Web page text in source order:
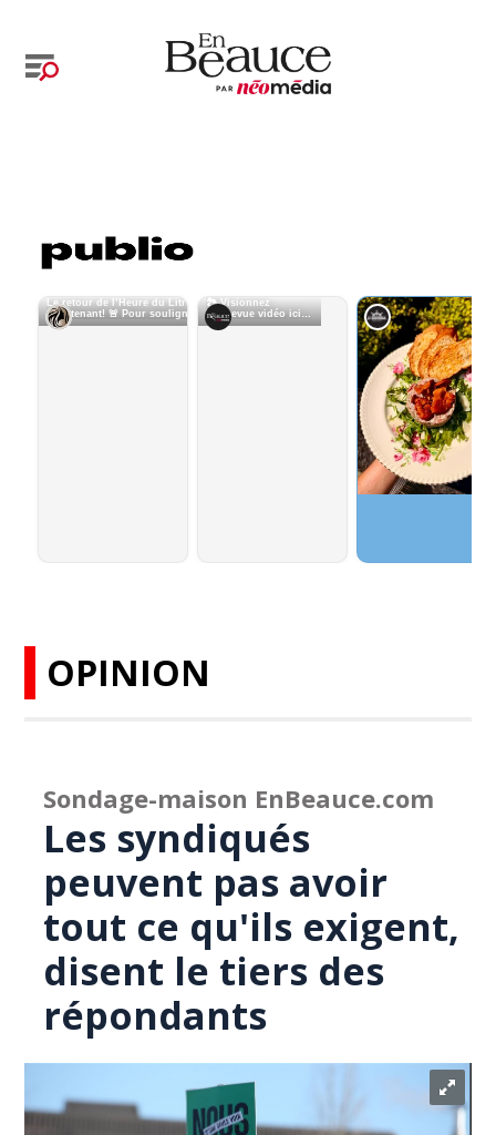
OPINION
Sondage-maison EnBeauce.com
Les syndiqués
peuvent pas avoir
tout ce qu'ils exigent,
disent le tiers des
répondants